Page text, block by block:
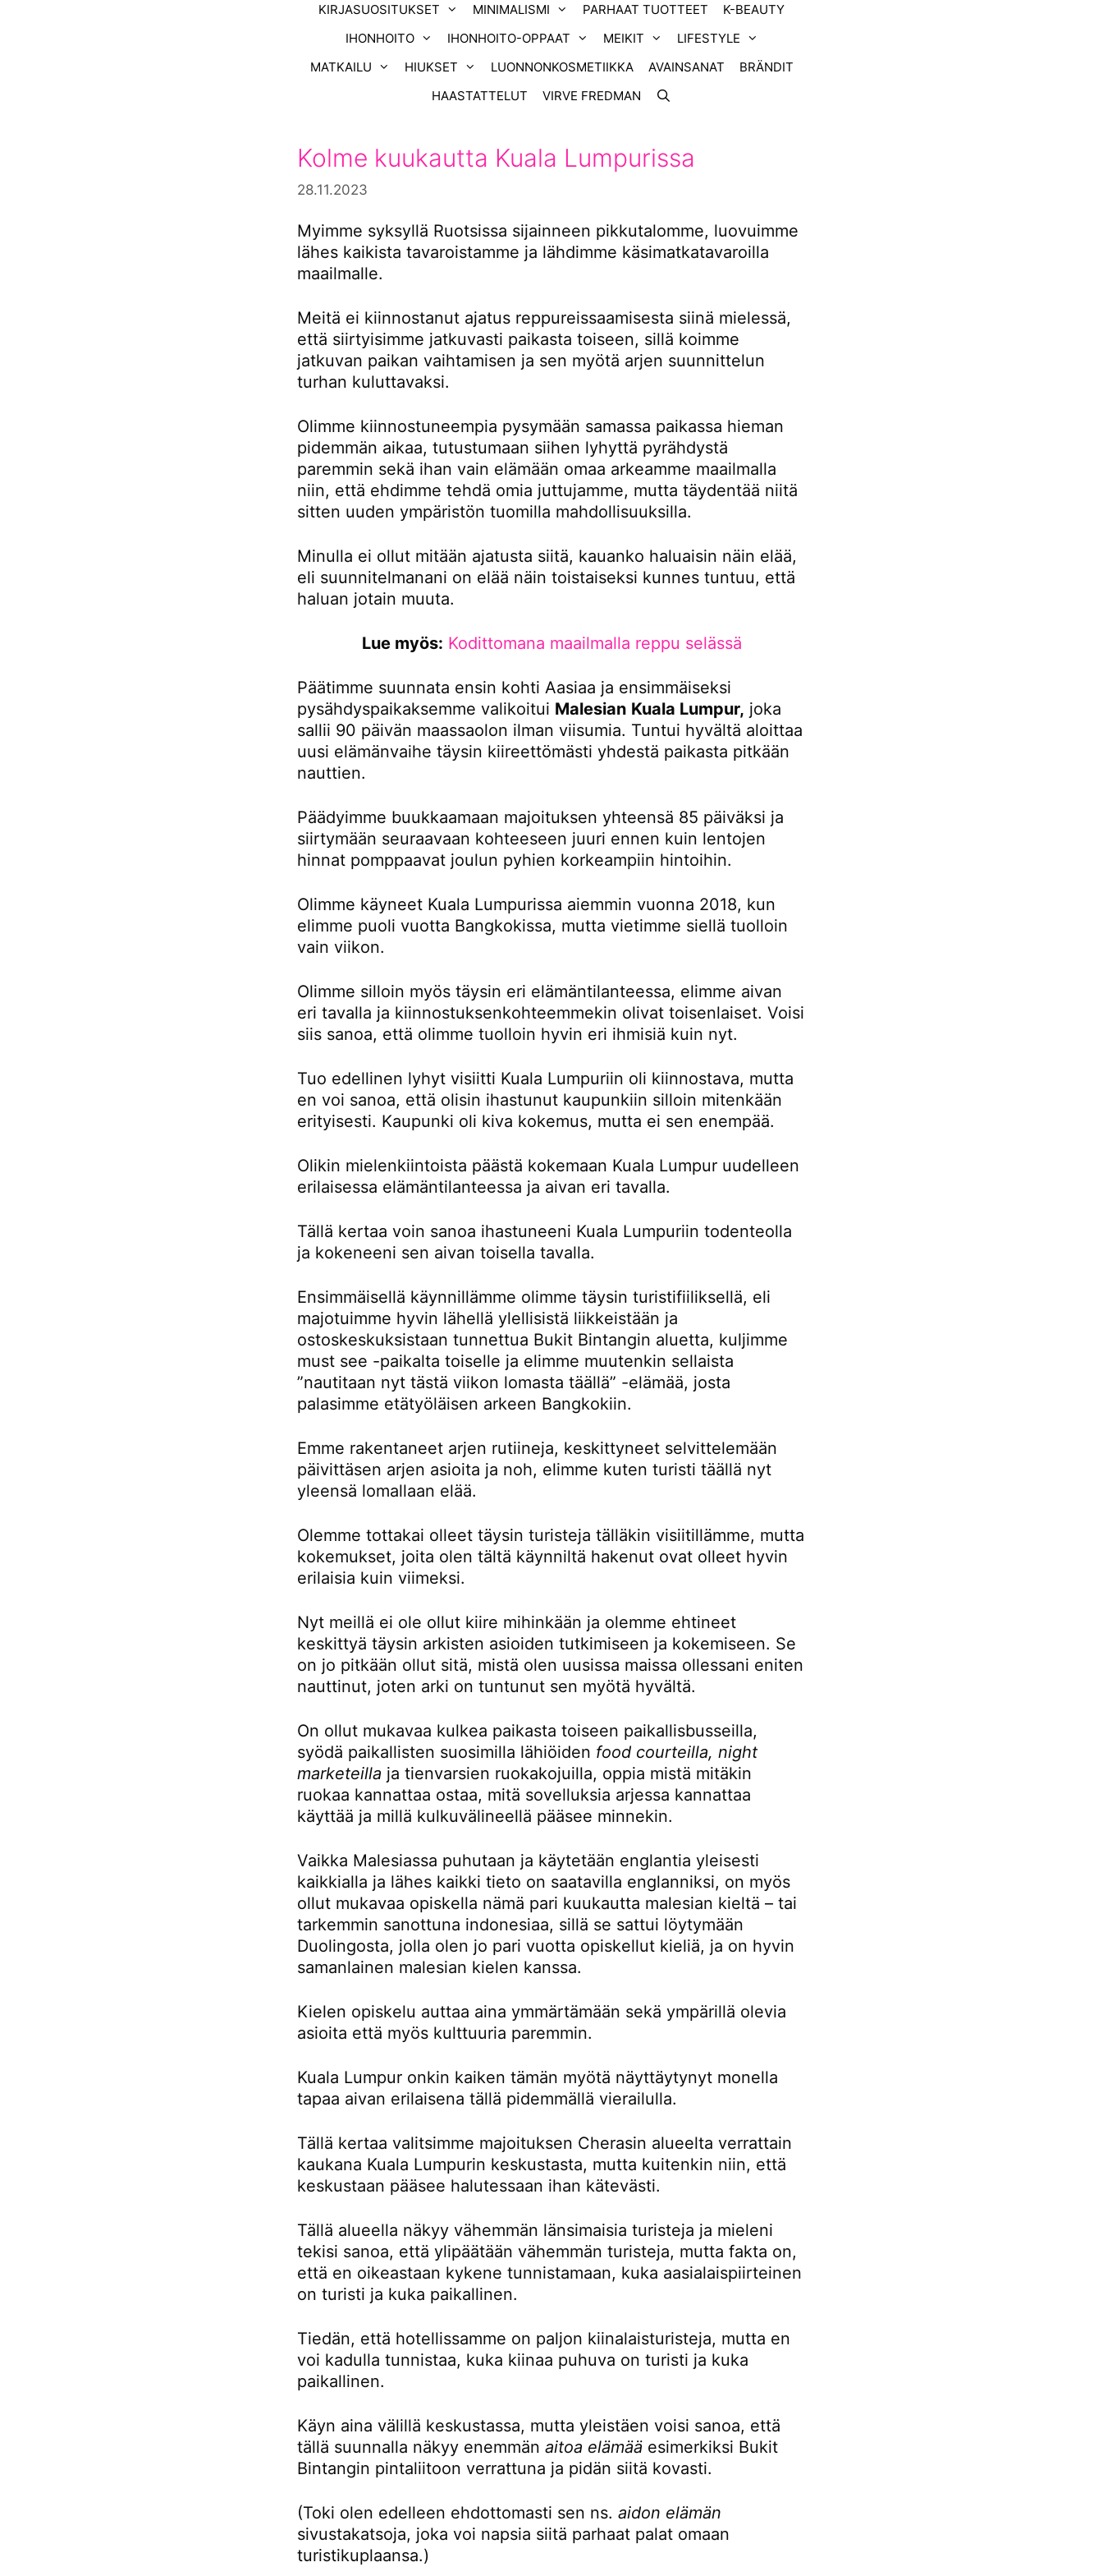
KIRJASUOSITUKSET MINIMALISMI PARHAAT TUOTTEET
K-BEAUTY
IHONHOITO
IHONHOITO-OPPAAT MEIKIT
LIFESTYLE
MATKAILU
HIUKSET LUONNONKOSMETIIKKA AVAINSANAT
BRÄNDIT
HAASTATTELUT
VIRVE FREDMAN
Kolme kuukautta Kuala Lumpurissa
28.11.2023
Myimme syksyllä Ruotsissa sijainneen pikkutalomme, luovuimme
lähes kaikista tavaroistamme ja lähdimme käsimatkatavaroilla
maailmalle.
Meitä ei kiinnostanut ajatus reppureissaamisesta siinä mielessä,
että siirtyisimme jatkuvasti paikasta toiseen, sillä koimme
jatkuvan paikan vaihtamisen ja sen myötä arjen suunnittelun
turhan kuluttavaksi.
Olimme kiinnostuneempia pysymään samassa paikassa hieman
pidemmän aikaa, tutustumaan siihen lyhyttä pyrähdystä
paremmin sekä ihan vain elämään omaa arkeamme maailmalla
niin, että ehdimme tehdä omia juttujamme, mutta täydentää niitä
sitten uuden ympäristön tuomilla mahdollisuuksilla.
Minulla ei ollut mitään ajatusta siitä, kauanko haluaisin näin elää,
eli suunnitelmanani on elää näin toistaiseksi kunnes tuntuu, että
haluan jotain muuta.
Lue myös: Kodittomana maailmalla reppu selässä
Päätimme suunnata ensin kohti Aasiaa ja ensimmäiseksi
pysähdyspaikaksemme valikoitui Malesian Kuala Lumpur, joka
sallii 90 päivän maassaolon ilman viisumia. Tuntui hyvältä aloittaa
uusi elämänvaihe täysin kiireettömästi yhdestä paikasta pitkään
nauttien.
Päädyimme buukkaamaan majoituksen yhteensä 85 päiväksi ja
siirtymään seuraavaan kohteeseen juuri ennen kuin lentojen
hinnat pomppaavat joulun pyhien korkeampiin hintoihin.
Olimme käyneet Kuala Lumpurissa aiemmin vuonna 2018, kun
elimme puoli vuotta Bangkokissa, mutta vietimme siellä tuolloin
vain viikon.
Olimme silloin myös täysin eri elämäntilanteessa, elimme aivan
eri tavalla ja kiinnostuksenkohteemmekin olivat toisenlaiset. Voisi
siis sanoa, että olimme tuolloin hyvin eri ihmisiä kuin nyt.
Tuo edellinen lyhyt visiitti Kuala Lumpuriin oli kiinnostava, mutta
en voi sanoa, että olisin ihastunut kaupunkiin silloin mitenkään
erityisesti. Kaupunki oli kiva kokemus, mutta ei sen enempää.
Olikin mielenkiintoista päästä kokemaan Kuala Lumpur uudelleen
erilaisessa elämäntilanteessa ja aivan eri tavalla.
Tällä kertaa voin sanoa ihastuneeni Kuala Lumpuriin todenteolla
ja kokeneeni sen aivan toisella tavalla.
Ensimmäisellä käynnillämme olimme täysin turistifiiliksellä, eli
majotuimme hyvin lähellä ylellisistä liikkeistään ja
ostoskeskuksistaan tunnettua Bukit Bintangin aluetta, kuljimme
must see -paikalta toiselle ja elimme muutenkin sellaista
”nautitaan nyt tästä viikon lomasta täällä” -elämää, josta
palasimme etätyöläisen arkeen Bangkokiin.
Emme rakentaneet arjen rutiineja, keskittyneet selvittelemään
päivittäsen arjen asioita ja noh, elimme kuten turisti täällä nyt
yleensä lomallaan elää.
Olemme tottakai olleet täysin turisteja tälläkin visiitillämme, mutta
kokemukset, joita olen tältä käynniltä hakenut ovat olleet hyvin
erilaisia kuin viimeksi.
Nyt meillä ei ole ollut kiire mihinkään ja olemme ehtineet
keskittyä täysin arkisten asioiden tutkimiseen ja kokemiseen. Se
on jo pitkään ollut sitä, mistä olen uusissa maissa ollessani eniten
nauttinut, joten arki on tuntunut sen myötä hyvältä.
On ollut mukavaa kulkea paikasta toiseen paikallisbusseilla,
syödä paikallisten suosimilla lähiöiden food courteilla, night
marketeilla ja tienvarsien ruokakojuilla, oppia mistä mitäkin
ruokaa kannattaa ostaa, mitä sovelluksia arjessa kannattaa
käyttää ja millä kulkuvälineellä pääsee minnekin.
Vaikka Malesiassa puhutaan ja käytetään englantia yleisesti
kaikkialla ja lähes kaikki tieto on saatavilla englanniksi, on myös
ollut mukavaa opiskella nämä pari kuukautta malesian kieltä – tai
tarkemmin sanottuna indonesiaa, sillä se sattui löytymään
Duolingosta, jolla olen jo pari vuotta opiskellut kieliä, ja on hyvin
samanlainen malesian kielen kanssa.
Kielen opiskelu auttaa aina ymmärtämään sekä ympärillä olevia
asioita että myös kulttuuria paremmin.
Kuala Lumpur onkin kaiken tämän myötä näyttäytynyt monella
tapaa aivan erilaisena tällä pidemmällä vierailulla.
Tällä kertaa valitsimme majoituksen Cherasin alueelta verrattain
kaukana Kuala Lumpurin keskustasta, mutta kuitenkin niin, että
keskustaan pääsee halutessaan ihan kätevästi.
Tällä alueella näkyy vähemmän länsimaisia turisteja ja mieleni
tekisi sanoa, että ylipäätään vähemmän turisteja, mutta fakta on,
että en oikeastaan kykene tunnistamaan, kuka aasialaispiirteinen
on turisti ja kuka paikallinen.
Tiedän, että hotellissamme on paljon kiinalaisturisteja, mutta en
voi kadulla tunnistaa, kuka kiinaa puhuva on turisti ja kuka
paikallinen.
Käyn aina välillä keskustassa, mutta yleistäen voisi sanoa, että
tällä suunnalla näkyy enemmän aitoa elämää esimerkiksi Bukit
Bintangin pintaliitoon verrattuna ja pidän siitä kovasti.
(Toki olen edelleen ehdottomasti sen ns. aidon elämän
sivustakatsoja, joka voi napsia siitä parhaat palat omaan
turistikuplaansa.)